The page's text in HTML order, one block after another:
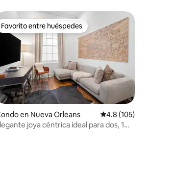
4.99 de 5, 102 reseñas
Favorito entre huéspedes
Favorito entre huéspedes
en Nueva Orleans Calificación
4.8 (105)
joya céntrica ideal para dos, 1